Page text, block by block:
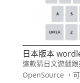
日本版本
這款猜日文遊戲
OpenSource ，